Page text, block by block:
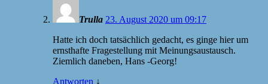
Trulla 23. August 2020 um 09:17
Hatte ich doch tatsächlich gedacht, es ginge hier um
ernsthafte Fragestellung mit Meinungsaustausch.
Ziemlich daneben, Hans -Georg!
Antworten ↓